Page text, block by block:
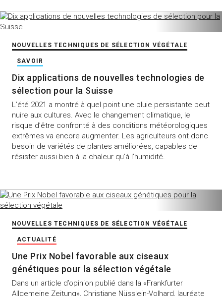
NOUVELLES TECHNIQUES DE SÉLECTION VÉGÉTALE
SAVOIR
Dix applications de nouvelles technologies de
sélection pour la Suisse
L’été 2021 a montré à quel point une pluie persistante peut
nuire aux cultures. Avec le changement climatique, le
risque d’être confronté à des conditions météorologiques
extrêmes va encore augmenter. Les agriculteurs ont donc
besoin de variétés de plantes améliorées, capables de
résister aussi bien à la chaleur qu’à l’humidité.
NOUVELLES TECHNIQUES DE SÉLECTION VÉGÉTALE
ACTUALITÉ
Une Prix Nobel favorable aux ciseaux
génétiques pour la sélection végétale
Dans un article d’opinion publié dans la «Frankfurter
Allgemeine Zeitung», Christiane Nüsslein-Volhard, lauréate